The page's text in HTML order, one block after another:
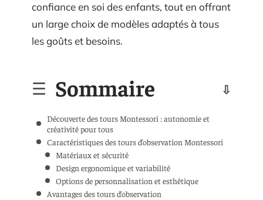
confiance en soi des enfants, tout en offrant
un large choix de modèles adaptés à tous
les goûts et besoins.
Sommaire
Découverte des tours Montessori : autonomie et
créativité pour tous
Caractéristiques des tours d’observation Montessori
Matériaux et sécurité
Design ergonomique et variabilité
Options de personnalisation et esthétique
Avantages des tours d’observation